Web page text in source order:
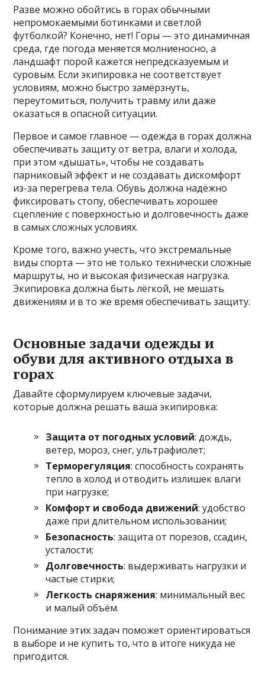
Разве можно обойтись в горах обычными
непромокаемыми ботинками и светлой
футболкой? Конечно, нет! Горы — это динамичная
среда, где погода меняется молниеносно, а
ландшафт порой кажется непредсказуемым и
суровым. Если экипировка не соответствует
условиям, можно быстро замёрзнуть,
переутомиться, получить травму или даже
оказаться в опасной ситуации.
Первое и самое главное — одежда в горах должна
обеспечивать защиту от ветра, влаги и холода,
при этом «дышать», чтобы не создавать
парниковый эффект и не создавать дискомфорт
из-за перегрева тела. Обувь должна надёжно
фиксировать стопу, обеспечивать хорошее
сцепление с поверхностью и долговечность даже
в самых сложных условиях.
Кроме того, важно учесть, что экстремальные
виды спорта — это не только технически сложные
маршруты, но и высокая физическая нагрузка.
Экипировка должна быть лёгкой, не мешать
движениям и в то же время обеспечивать защиту.
Основные задачи одежды и
обуви для активного отдыха в
горах
Давайте сформулируем ключевые задачи,
которые должна решать ваша экипировка:
Защита от погодных условий: дождь,
ветер, мороз, снег, ультрафиолет;
Терморегуляция: способность сохранять
тепло в холод и отводить излишек влаги
при нагрузке;
Комфорт и свобода движений: удобство
даже при длительном использовании;
Безопасность: защита от порезов, ссадин,
усталости;
Долговечность: выдерживать нагрузки и
частые стирки;
Легкость снаряжения: минимальный вес
и малый объём.
Понимание этих задач поможет ориентироваться
в выборе и не купить то, что в итоге никуда не
пригодится.